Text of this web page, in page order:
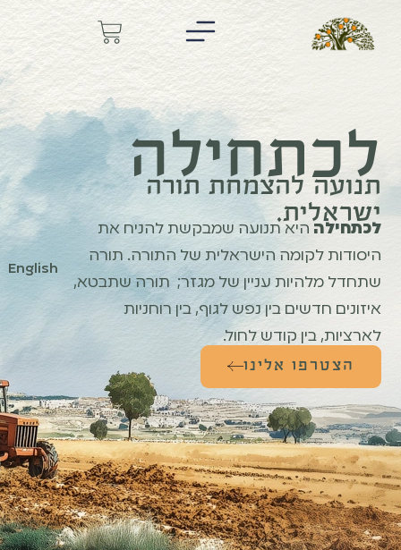
English
לכתחילה
תנועה להצמחת תורה
ישראלית.
לכתחילה היא תנועה שמבקשת להניח את
היסודות לקומה הישראלית של התורה. תורה
שתחדל מלהיות עניין של מגזר; תורה שתבטא,
איזונים חדשים בין נפש לגוף, בין רוחניות
לארציות, בין קודש לחול.
הצטרפו אלינו